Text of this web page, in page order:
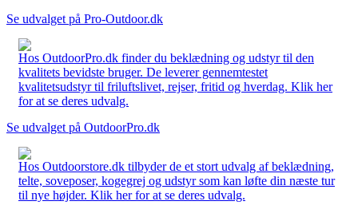
Se udvalget på Pro-Outdoor.dk
Hos OutdoorPro.dk finder du beklædning og udstyr til den
kvalitets bevidste bruger. De leverer gennemtestet
kvalitetsudstyr til friluftslivet, rejser, fritid og hverdag. Klik her
for at se deres udvalg.
Se udvalget på OutdoorPro.dk
Hos Outdoorstore.dk tilbyder de et stort udvalg af beklædning,
telte, soveposer, kogegrej og udstyr som kan løfte din næste tur
til nye højder. Klik her for at se deres udvalg.